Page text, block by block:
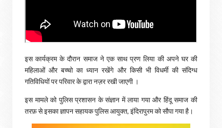
इस कार्यक्रम के दौरान समाज ने एक साथ प्रण लिया की अपने घर की
महिलाओं और बच्चो का ध्यान रखेंगे और किसी भी विधर्मी की संदिग्ध
गतिविधियों पर परिवार के द्वारा नज़र रखी जाएगी ।
इस मामले को पुलिस प्रशासन के संज्ञान में लाया गया और हिंदू समाज की
तरफ़ से इसका ज्ञापन सहायक पुलिस आयुक्त, इंदिरापुरम को सौपा गया है।